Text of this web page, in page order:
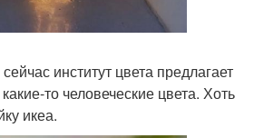
институт цвета предлагает
то человеческие цвета. Хоть
икеа.